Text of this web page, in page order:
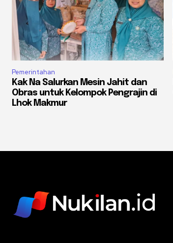
Pemerintahan
Kak Na Salurkan Mesin Jahit dan
Obras untuk Kelompok Pengrajin di
Lhok Makmur